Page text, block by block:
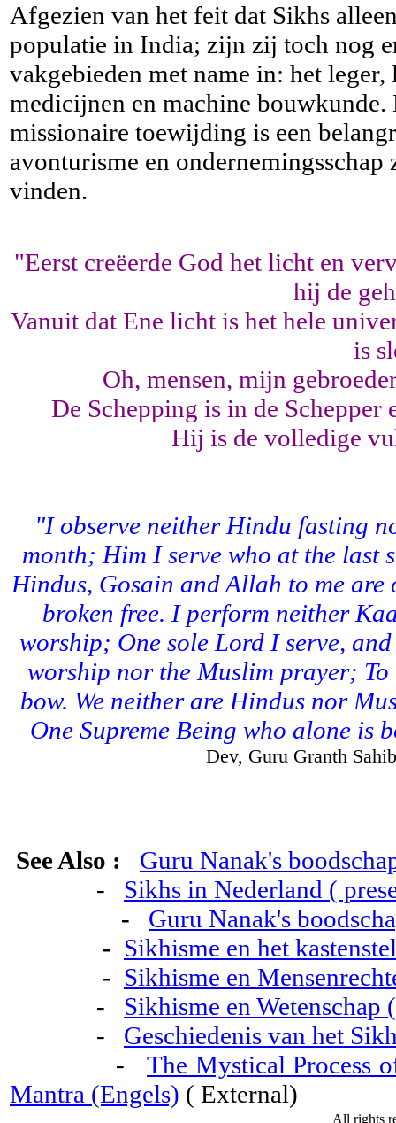
Afgezien van het feit dat Sikhs
populatie in India; zijn zij toch nog
vakgebieden met name in: het
medicijnen en machine
missionaire toewijding is een
avonturisme en
vinden.
"Eerst creëerde God het licht en
hij de
Vanuit dat Ene licht is het hele
is
Oh, mensen, mijn
De Schepping is in de Schepper
Hij is de volledige
"I observe neither Hindu fasting
month; Him I serve who at the last
Hindus, Gosain and Allah to me
broken free. I perform neither
worship; One sole Lord I serve,
worship nor the Muslim prayer;
bow. We neither are Hindus nor
One Supreme Being who alone is
Dev, Guru Granth
See Also :
Guru Nanak's
- Sikhs in Nederland (
- Guru Nanak's
- Sikhisme en het
- Sikhisme en
- Sikhisme en Wetenschap
- Geschiedenis van het
-The Mystical Process
Mantra (Engels) ( External)
All rights